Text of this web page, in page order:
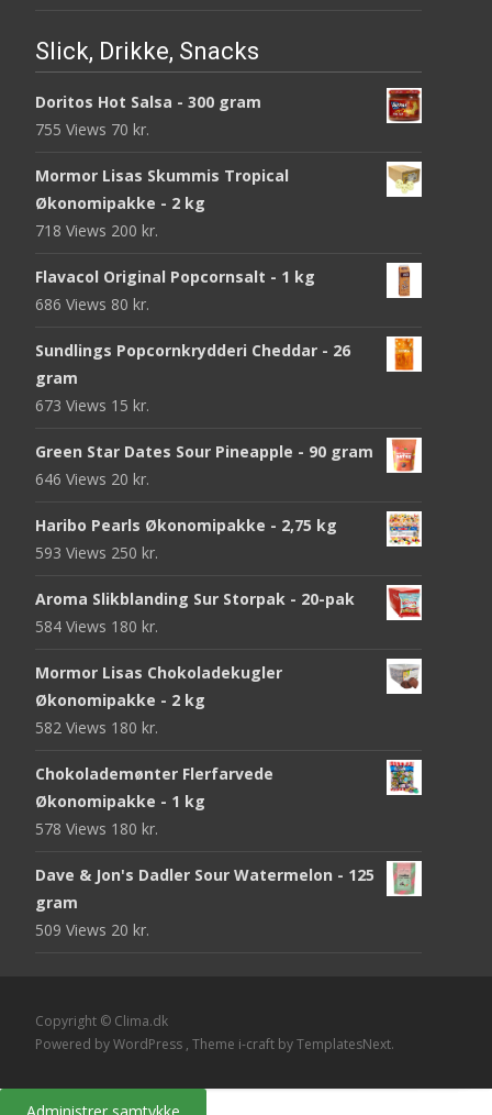
Slick, Drikke, Snacks
Doritos Hot Salsa - 300 gram
755 Views 70 kr.
Mormor Lisas Skummis Tropical
Økonomipakke - 2 kg
718 Views 200 kr.
Flavacol Original Popcornsalt - 1 kg
686 Views 80 kr.
Sundlings Popcornkrydderi Cheddar - 26
gram
673 Views 15 kr.
Green Star Dates Sour Pineapple - 90 gram
646 Views 20 kr.
Haribo Pearls Økonomipakke - 2,75 kg
593 Views 250 kr.
Aroma Slikblanding Sur Storpak - 20-pak
584 Views 180 kr.
Mormor Lisas Chokoladekugler
Økonomipakke - 2 kg
582 Views 180 kr.
Chokolademønter Flerfarvede
Økonomipakke - 1 kg
578 Views 180 kr.
Dave & Jon's Dadler Sour Watermelon - 125
gram
509 Views 20 kr.
Copyright © Clima.dk
Powered by WordPress , Theme i-craft by TemplatesNext.